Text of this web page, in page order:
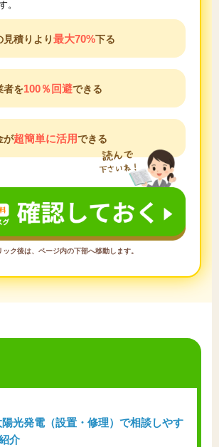
。
見積りより最大70%下る
者を100％回避できる
が超簡単に活用できる
ク後は、ページ内の下部へ移動します。
光発電（設置・修理）で相談しやす
介